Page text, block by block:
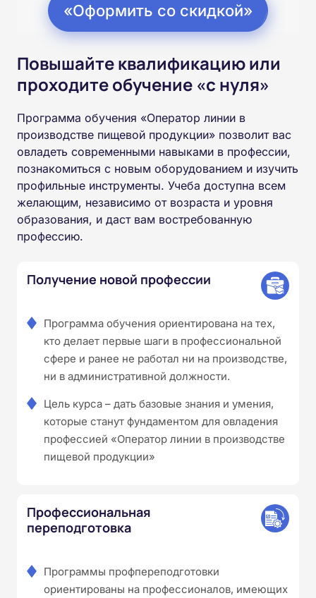
«Оформить со скидкой»
Повышайте квалификацию или
проходите обучение «с нуля»
Программа обучения «Оператор линии в
производстве пищевой продукции» позволит вас
овладеть современными навыками в профессии,
познакомиться с новым оборудованием и изучить
профильные инструменты. Учеба доступна всем
желающим, независимо от возраста и уровня
образования, и даст вам востребованную
профессию.
Получение новой профессии
Программа обучения ориентирована на тех,
кто делает первые шаги в профессиональной
сфере и ранее не работал ни на производстве,
ни в административной должности.
Цель курса – дать базовые знания и умения,
которые станут фундаментом для овладения
профессией «Оператор линии в производстве
пищевой продукции»
Профессиональная
переподготовка
Программы профпереподготовки
ориентированы на профессионалов, имеющих